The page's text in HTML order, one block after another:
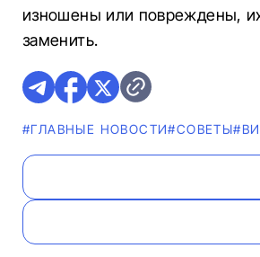
изношены или повреждены,
заменить.
#ГЛАВНЫЕ НОВОСТИ#СОВЕТЫ